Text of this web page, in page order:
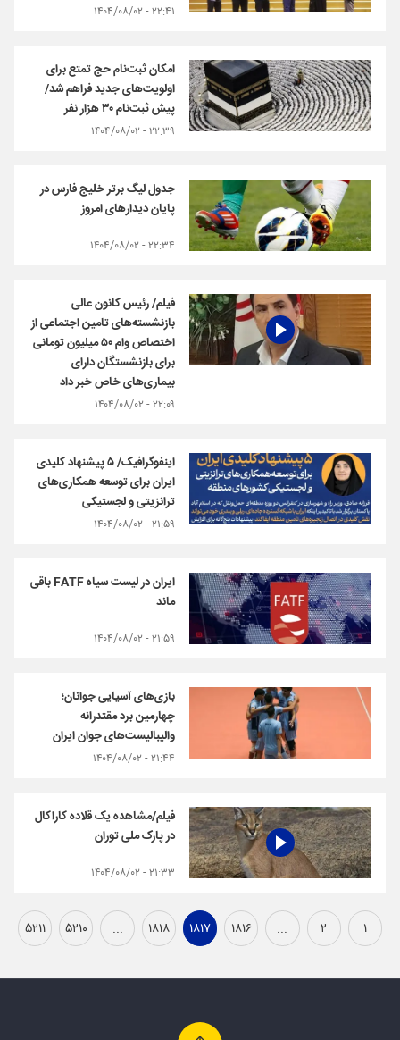
۲۲:۴۱ - ۱۴۰۴/۰۸/۰۲
امکان ثبت‌نام حج تمتع برای
اولویت‌های جدید فراهم شد/
پیش‌ ثبت‌نام ۳۰ هزار نفر
۲۲:۳۹ - ۱۴۰۴/۰۸/۰۲
جدول لیگ برتر خلیج فارس در
پایان دیدارهای امروز
۲۲:۳۴ - ۱۴۰۴/۰۸/۰۲
فیلم/ رئیس کانون عالی
بازنشسته‌های تامین اجتماعی از
اختصاص وام ۵۰ میلیون تومانی
برای بازنشستگان دارای
بیماری‌های خاص خبر داد
۲۲:۰۹ - ۱۴۰۴/۰۸/۰۲
اینفوگرافیک/ ۵ پیشنهاد کلیدی
ایران برای توسعه همکاری‌های
ترانزیتی و لجستیکی
۲۱:۵۹ - ۱۴۰۴/۰۸/۰۲
ایران در لیست سیاه FATF باقی
ماند
۲۱:۵۹ - ۱۴۰۴/۰۸/۰۲
بازی‌های آسیایی جوانان؛
چهارمین برد مقتدرانه
والیبالیست‌های جوان ایران
۲۱:۴۴ - ۱۴۰۴/۰۸/۰۲
فیلم/مشاهده یک قلاده کاراکال
در پارک ملی توران
۲۱:۳۳ - ۱۴۰۴/۰۸/۰۲
۱ ۲ ... ۱۸۱۶ ۱۸۱۷ ۱۸۱۸ ... ۵۲۱۰ ۵۲۱۱